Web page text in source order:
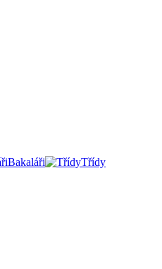
Bakaláři
Třídy